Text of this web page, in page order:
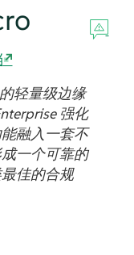
轻量级边缘
强化
融入一套不
一个可靠的
佳的合规